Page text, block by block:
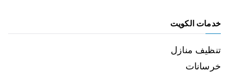
خدمات الكويت
تنظيف منازل
خرسانات